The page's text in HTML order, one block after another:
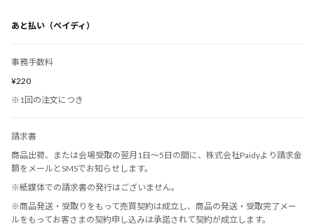
あと払い（ペイディ）
事務手数料
¥220
※1回の注文につき
請求書
商品出荷、または会場受取の翌月1日～5日の間に、株式会社Paidyより請求金
額をメールとSMSでお知らせします。
※紙媒体での請求書の発行はございません。
※商品発送・受取りをもって売買契約は成立し、商品の発送・受取完了メー
ルをもってお客さまの契約申し込みは承諾されて契約が成立します。